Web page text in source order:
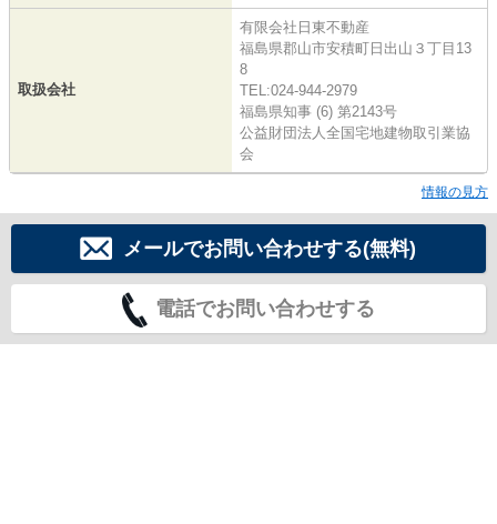
取扱会社
有限会社日東不動産
福島県郡山市安積町日出山３丁目13
8
TEL:024-944-2979
福島県知事 (6) 第2143号
公益財団法人全国宅地建物取引業協
会
情報の見方
メールでお問い合わせする(無料)
電話でお問い合わせする